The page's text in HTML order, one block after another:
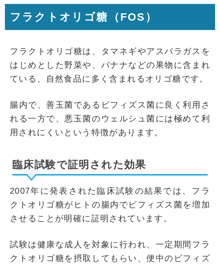
フラクトオリゴ糖（FOS）
フラクトオリゴ糖は、タマネギやアスパラガスを
はじめとした野菜や、バナナなどの果物に含まれ
ている、自然食品に多く含まれるオリゴ糖です。
腸内で、善玉菌であるビフィズス菌に良く利用さ
れる一方で、悪玉菌のウェルシュ菌には極めて利
用されにくいという特徴があります。
臨床試験で証明された効果
2007年に発表された臨床試験の結果では、フラ
クトオリゴ糖がヒトの腸内でビフィズス菌を増加
させることが明確に証明されています。
試験は健康な成人を対象に行われ、一定期間フラ
クトオリゴ糖を摂取してもらい、便中のビフィズ